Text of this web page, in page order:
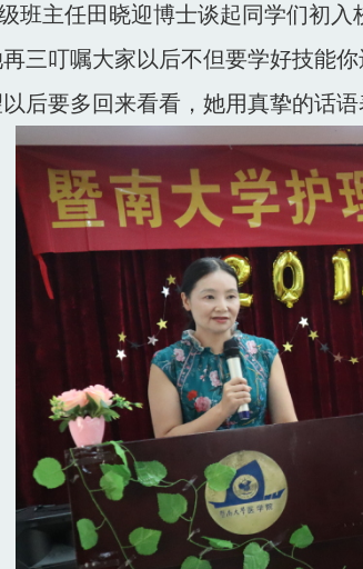
班主任田晓迎博士谈起同学们初
三叮嘱大家以后不但要学好技能
后要多回来看看，她用真挚的话语